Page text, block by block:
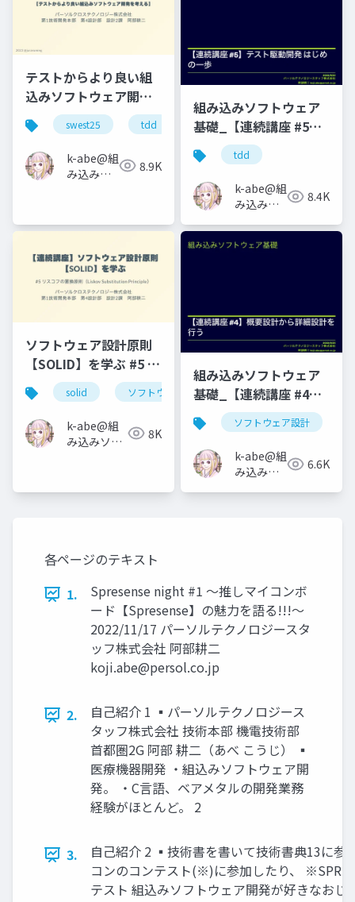
テストからより良い組
込みソフトウェア開発
を考えるswest25 tdd
k-abe@組
み込みソ
8.9K
組み込みソフトウェア
基礎_【連続講座 #5】
テスト駆動開発 はじめ
の一歩
tdd
k-abe@組
み込みソ
アの人
8.4K
ソフトウェア設計原則
【SOLID】を学ぶ #5 リ
スコフの置換原則
solid ソフトウェア設計 リスコフの置換原則
k-abe@組
み込みソフ
8K
組み込みソフトウェア
基礎_【連続講座 #4】
概要設計から詳細設計
を行う
ソフトウェア設計
k-abe@組
み込みソ
6.6K
各ページのテキスト
1.
Spresense night #1 〜推しマイコンボ
ード【Spresense】の魅力を語る!!!〜
2022/11/17 パーソルテクノロジースタ
ッフ株式会社 阿部耕二
koji.abe@persol.co.jp
2.
自己紹介 1 ▪パーソルテクノロジース
タッフ株式会社 技術本部 機電技術部
首都圏2G 阿部 耕二（あべ こうじ） ▪
医療機器開発 ・組込みソフトウェア開
発。 ・C言語、ベアメタルの開発業務
経験がほとんど。 2
3.
自己紹介 2 ▪技術書を書いて技術書典13に参
コンのコンテスト(※)に参加したり、
テスト 組込みソフトウェア開発が好きなおじ